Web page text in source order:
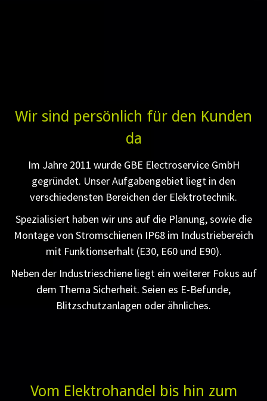
Wir sind persönlich für den Kunden
da
Im Jahre 2011 wurde GBE Electroservice GmbH
gegründet. Unser Aufgabengebiet liegt in den
verschiedensten Bereichen der Elektrotechnik.
Spezialisiert haben wir uns auf die Planung, sowie die
Montage von Stromschienen IP68 im Industriebereich
mit Funktionserhalt (E30, E60 und E90).
Neben der Industrieschiene liegt ein weiterer Fokus auf
dem Thema Sicherheit. Seien es E-Befunde,
Blitzschutzanlagen oder ähnliches.
Vom Elektrohandel bis hin zum